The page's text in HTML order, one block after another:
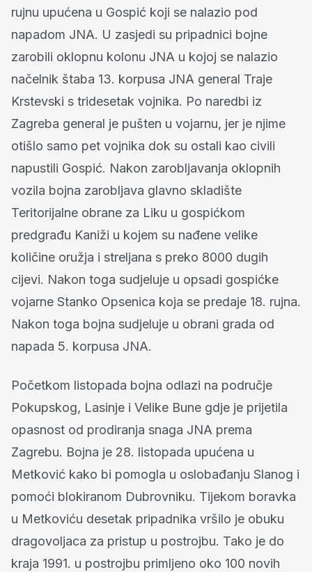
rujnu upućena u Gospić koji se nalazio pod
napadom JNA. U zasjedi su pripadnici bojne
zarobili oklopnu kolonu JNA u kojoj se nalazio
načelnik štaba 13. korpusa JNA general Traje
Krstevski s tridesetak vojnika. Po naredbi iz
Zagreba general je pušten u vojarnu, jer je njime
otišlo samo pet vojnika dok su ostali kao civili
napustili Gospić. Nakon zarobljavanja oklopnih
vozila bojna zarobljava glavno skladište
Teritorijalne obrane za Liku u gospićkom
predgrađu Kaniži u kojem su nađene velike
količine oružja i streljana s preko 8000 dugih
cijevi. Nakon toga sudjeluje u opsadi gospićke
vojarne Stanko Opsenica koja se predaje 18. rujna.
Nakon toga bojna sudjeluje u obrani grada od
napada 5. korpusa JNA.
Početkom listopada bojna odlazi na područje
Pokupskog, Lasinje i Velike Bune gdje je prijetila
opasnost od prodiranja snaga JNA prema
Zagrebu. Bojna je 28. listopada upućena u
Metković kako bi pomogla u oslobađanju Slanog i
pomoći blokiranom Dubrovniku. Tijekom boravka
u Metkoviću desetak pripadnika vršilo je obuku
dragovoljaca za pristup u postrojbu. Tako je do
kraja 1991. u postrojbu primljeno oko 100 novih